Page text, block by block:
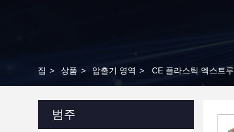
집 > 상품 > 압출기 영역 > CE 플라스틱 엑스트
범주